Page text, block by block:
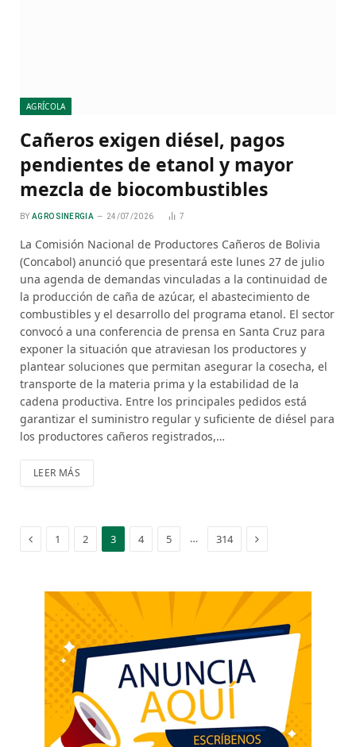
AGRÍCOLA
Cañeros exigen diésel, pagos
pendientes de etanol y mayor
mezcla de biocombustibles
BY AGRO SINERGIA 24/07/2026 7
La Comisión Nacional de Productores Cañeros de Bolivia
(Concabol) anunció que presentará este lunes 27 de julio
una agenda de demandas vinculadas a la continuidad de
la producción de caña de azúcar, el abastecimiento de
combustibles y el desarrollo del programa etanol. El sector
convocó a una conferencia de prensa en Santa Cruz para
exponer la situación que atraviesan los productores y
plantear soluciones que permitan asegurar la cosecha, el
transporte de la materia prima y la estabilidad de la
cadena productiva. Entre los principales pedidos está
garantizar el suministro regular y suficiente de diésel para
los productores cañeros registrados,…
LEER MÁS
Previous
1 2 3 4 5 … 314 Next